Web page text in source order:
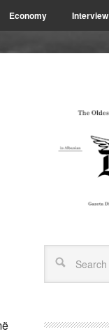
Economy Interview